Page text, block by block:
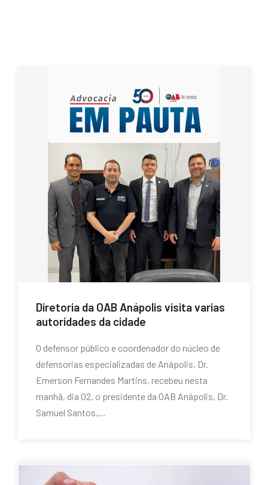
Diretoria da OAB Anápolis visita varias
autoridades da cidade
O defensor público e coordenador do núcleo de
defensorias especializadas de Anápolis, Dr.
Emerson Fernandes Martins, recebeu nesta
manhã, dia 02, o presidente da OAB Anápolis, Dr.
Samuel Santos,...